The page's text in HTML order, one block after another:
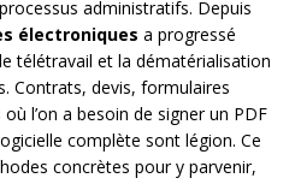
administratifs. Depuis
électroniques a progressé
télétravail et la dématérialisation
Contrats, devis, formulaires
l’on a besoin de signer un PDF
complète sont légion. Ce
concrètes pour y parvenir,